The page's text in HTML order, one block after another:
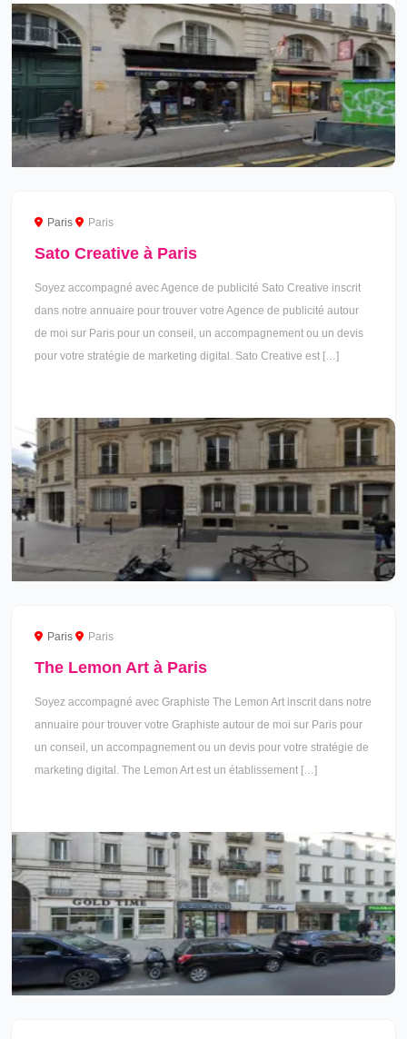
Paris Paris
Sato Creative à Paris
Soyez accompagné avec Agence de publicité Sato Creative inscrit
dans notre annuaire pour trouver votre Agence de publicité autour
de moi sur Paris pour un conseil, un accompagnement ou un devis
pour votre stratégie de marketing digital. Sato Creative est […]
Paris Paris
The Lemon Art à Paris
Soyez accompagné avec Graphiste The Lemon Art inscrit dans notre
annuaire pour trouver votre Graphiste autour de moi sur Paris pour
un conseil, un accompagnement ou un devis pour votre stratégie de
marketing digital. The Lemon Art est un établissement […]